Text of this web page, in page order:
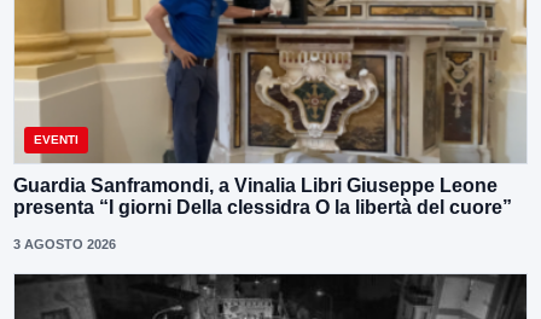
EVENTI
Guardia Sanframondi, a Vinalia Libri Giuseppe Leone
presenta “I giorni Della clessidra O la libertà del cuore”
3 AGOSTO 2026